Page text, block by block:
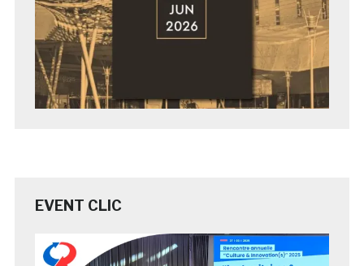
EVENT CLIC